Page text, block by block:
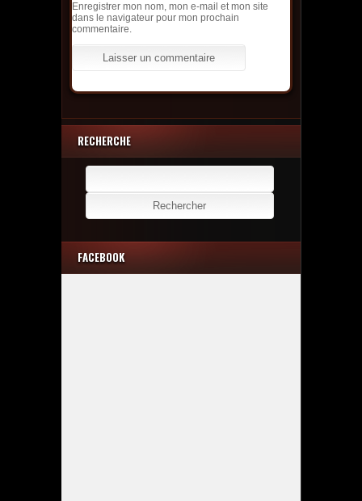
Enregistrer mon nom, mon e-mail et mon site
dans le navigateur pour mon prochain
commentaire.
RECHERCHE
Rechercher :
FACEBOOK